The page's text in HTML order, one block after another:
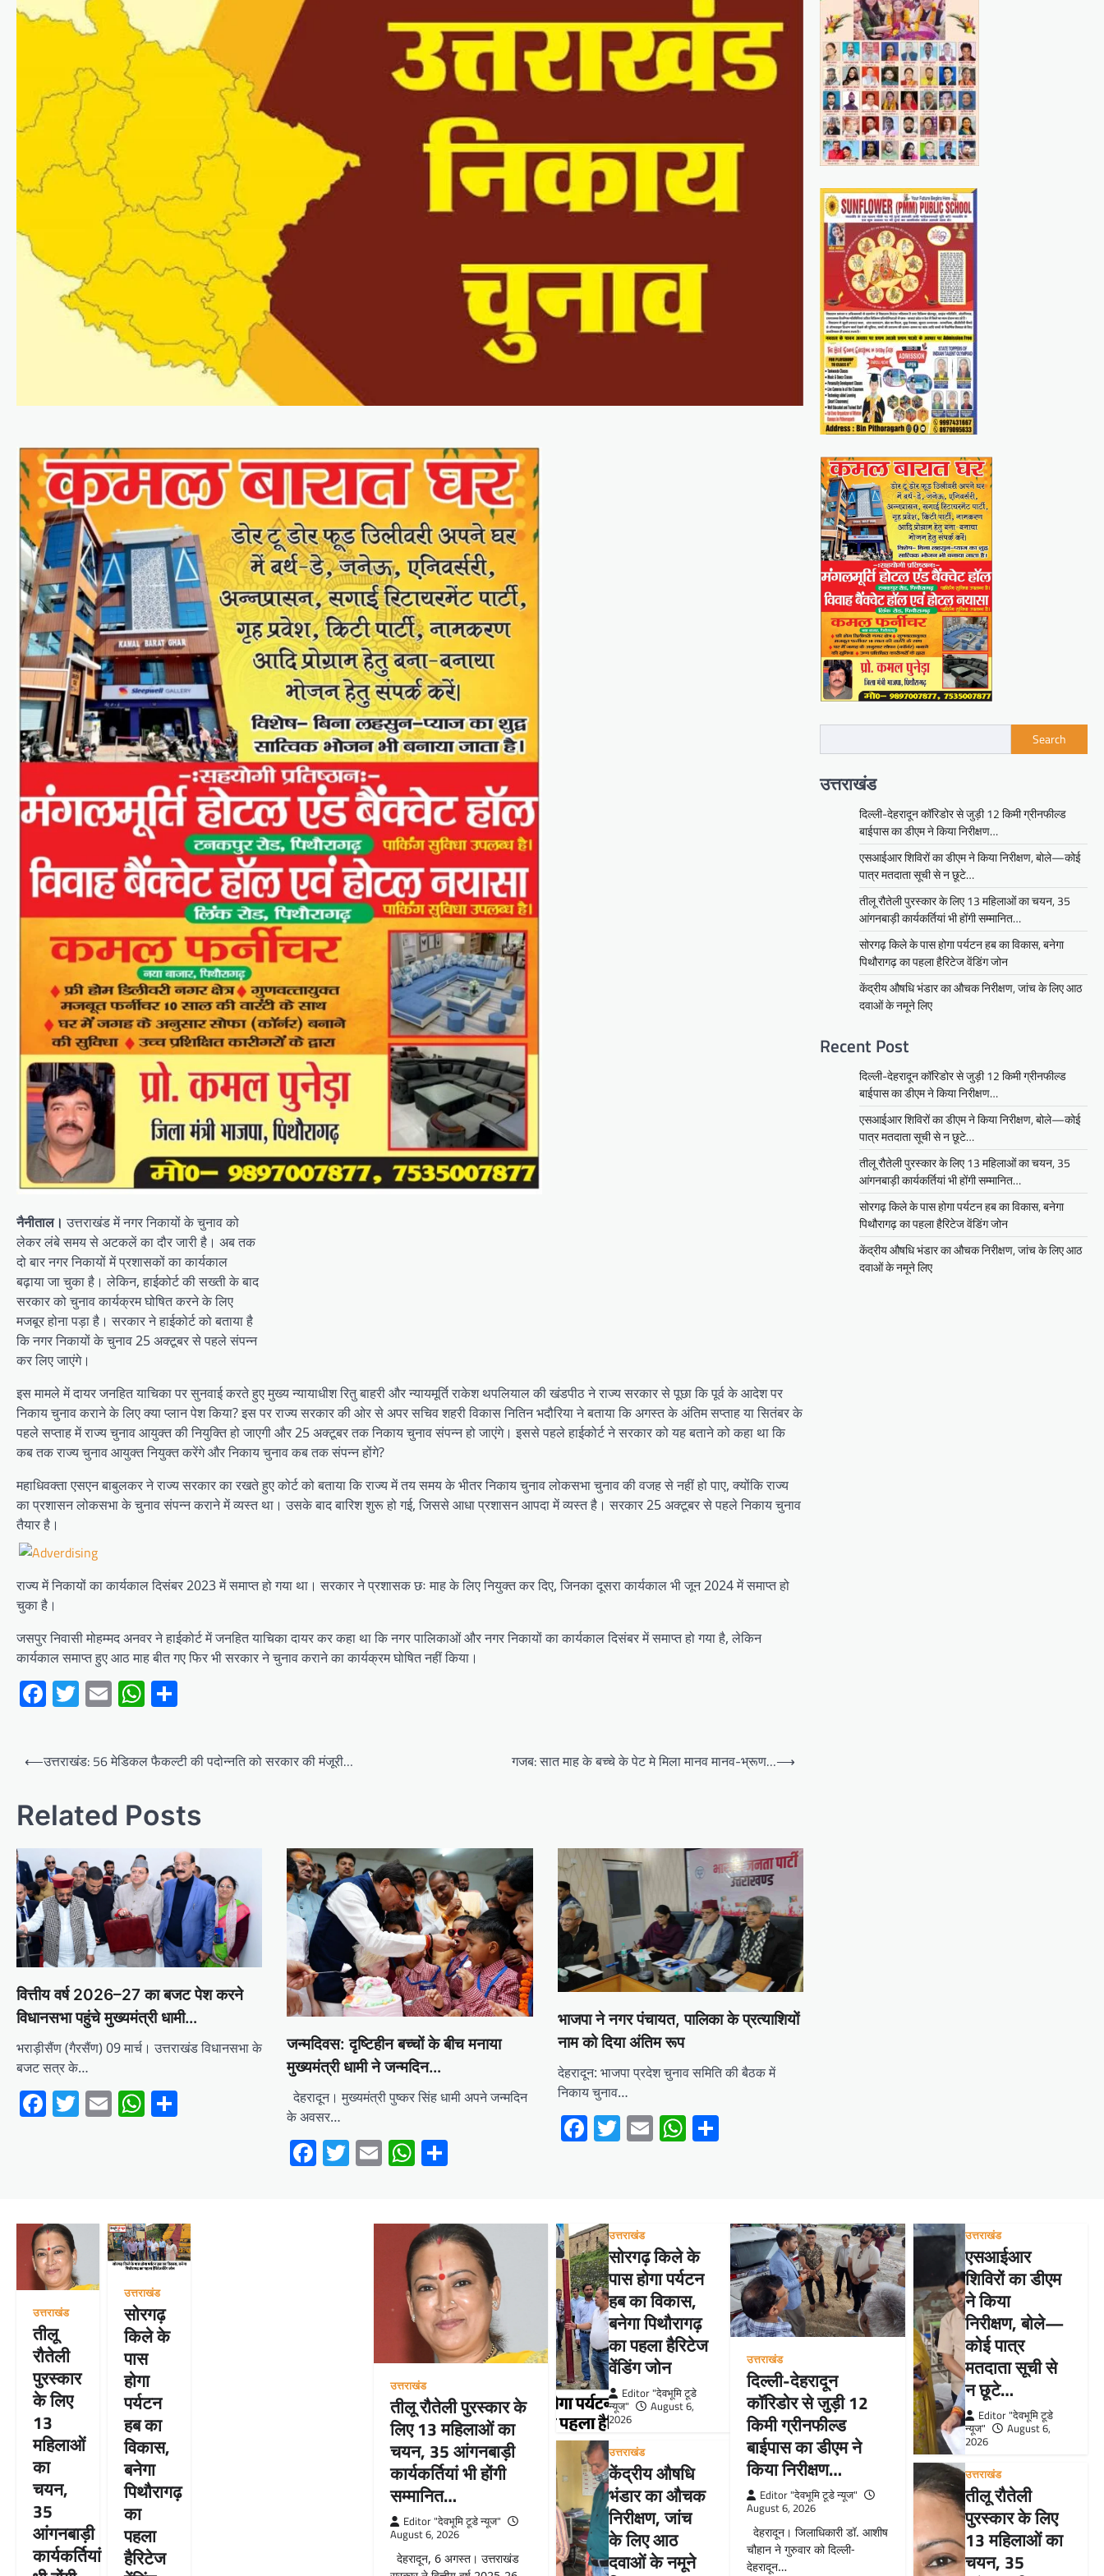
नैनीताल। उत्तराखंड में नगर निकायों के चुनाव को
लेकर लंबे समय से अटकलें का दौर जारी है। अब तक
दो बार नगर निकायों में प्रशासकों का कार्यकाल
बढ़ाया जा चुका है। लेकिन, हाईकोर्ट की सख्ती के बाद
सरकार को चुनाव कार्यक्रम घोषित करने के लिए
मजबूर होना पड़ा है। सरकार ने हाईकोर्ट को बताया है
कि नगर निकायों के चुनाव 25 अक्टूबर से पहले संपन्न
कर लिए जाएंगे।
इस मामले में दायर जनहित याचिका पर सुनवाई करते हुए मुख्य न्यायाधीश रितु बाहरी और न्यायमूर्ति राकेश थपलियाल की खंडपीठ ने राज्य सरकार से पूछा कि पूर्व के आदेश पर
निकाय चुनाव कराने के लिए क्या प्लान पेश किया? इस पर राज्य सरकार की ओर से अपर सचिव शहरी विकास नितिन भदौरिया ने बताया कि अगस्त के अंतिम सप्ताह या सितंबर के
पहले सप्ताह में राज्य चुनाव आयुक्त की नियुक्ति हो जाएगी और 25 अक्टूबर तक निकाय चुनाव संपन्न हो जाएंगे। इससे पहले हाईकोर्ट ने सरकार को यह बताने को कहा था कि
कब तक राज्य चुनाव आयुक्त नियुक्त करेंगे और निकाय चुनाव कब तक संपन्न होंगे?
महाधिवक्ता एसएन बाबुलकर ने राज्य सरकार का रखते हुए कोर्ट को बताया कि राज्य में तय समय के भीतर निकाय चुनाव लोकसभा चुनाव की वजह से नहीं हो पाए, क्योंकि राज्य
का प्रशासन लोकसभा के चुनाव संपन्न कराने में व्यस्त था। उसके बाद बारिश शुरू हो गई, जिससे आधा प्रशासन आपदा में व्यस्त है। सरकार 25 अक्टूबर से पहले निकाय चुनाव
तैयार है।
राज्य में निकायों का कार्यकाल दिसंबर 2023 में समाप्त हो गया था। सरकार ने प्रशासक छः माह के लिए नियुक्त कर दिए, जिनका दूसरा कार्यकाल भी जून 2024 में समाप्त हो
चुका है।
जसपुर निवासी मोहम्मद अनवर ने हाईकोर्ट में जनहित याचिका दायर कर कहा था कि नगर पालिकाओं और नगर निकायों का कार्यकाल दिसंबर में समाप्त हो गया है, लेकिन
कार्यकाल समाप्त हुए आठ माह बीत गए फिर भी सरकार ने चुनाव कराने का कार्यक्रम घोषित नहीं किया।
Facebook
Twitter
EmailWhatsApp
Post
⟵उत्तराखंड: 56 मेडिकल फैकल्टी की पदोन्नति को सरकार की मंजूरी… गजब: सात माह के बच्चे के पेट मे मिला मानव मानव-भ्रूण…⟶
Related Posts
वित्तीय वर्ष 2026–27 का बजट पेश करने
विधानसभा पहुंचे मुख्यमंत्री धामी…
भराड़ीसैंण (गैरसैंण) 09 मार्च। उत्तराखंड विधानसभा के
बजट सत्र के…
Facebook
Twitter
EmailWhatsApp
जन्मदिवस: दृष्टिहीन बच्चों के बीच मनाया
मुख्यमंत्री धामी ने जन्मदिन…
देहरादून। मुख्यमंत्री पुष्कर सिंह धामी अपने जन्मदिन
के अवसर…
Facebook
Twitter
EmailWhatsApp
भाजपा ने नगर पंचायत, पालिका के प्रत्याशियों
नाम को दिया अंतिम रूप
देहरादून: भाजपा प्रदेश चुनाव समिति की बैठक में
निकाय चुनाव…
Facebook
Twitter
EmailWhatsApp
Share
Search
उत्तराखंड
दिल्ली-देहरादून कॉरिडोर से जुड़ी 12 किमी ग्रीनफील्ड
बाईपास का डीएम ने किया निरीक्षण…
एसआईआर शिविरों का डीएम ने किया निरीक्षण, बोले—कोई
पात्र मतदाता सूची से न छूटे…
तीलू रौतेली पुरस्कार के लिए 13 महिलाओं का चयन, 35
आंगनबाड़ी कार्यकर्तियां भी होंगी सम्मानित…
सोरगढ़ किले के पास होगा पर्यटन हब का विकास, बनेगा
पिथौरागढ़ का पहला हैरिटेज वेंडिंग जोन
केंद्रीय औषधि भंडार का औचक निरीक्षण, जांच के लिए आठ
दवाओं के नमूने लिए
Recent Post
दिल्ली-देहरादून कॉरिडोर से जुड़ी 12 किमी ग्रीनफील्ड
बाईपास का डीएम ने किया निरीक्षण…
एसआईआर शिविरों का डीएम ने किया निरीक्षण, बोले—कोई
पात्र मतदाता सूची से न छूटे…
तीलू रौतेली पुरस्कार के लिए 13 महिलाओं का चयन, 35
आंगनबाड़ी कार्यकर्तियां भी होंगी सम्मानित…
सोरगढ़ किले के पास होगा पर्यटन हब का विकास, बनेगा
पिथौरागढ़ का पहला हैरिटेज वेंडिंग जोन
केंद्रीय औषधि भंडार का औचक निरीक्षण, जांच के लिए आठ
दवाओं के नमूने लिए
उत्तराखंड
तीलू
रौतेली
पुरस्कार
के लिए
13
महिलाओं
का
चयन,
35
आंगनबाड़ी
कार्यकर्तियां
उत्तराखंड
सोरगढ़
किले के
पास
होगा
पर्यटन
हब का
विकास,
बनेगा
पिथौरागढ़
का
पहला
हैरिटेज
उत्तराखंड
तीलू रौतेली पुरस्कार के
लिए 13 महिलाओं का
चयन, 35 आंगनबाड़ी
कार्यकर्तियां भी होंगी
सम्मानित…
Editor "देवभूमि टूडे न्यूज"
August 6, 2026
देहरादून, 6 अगस्त। उत्तराखंड
उत्तराखंड
सोरगढ़ किले के
पास होगा पर्यटन
हब का विकास,
बनेगा पिथौरागढ़
का पहला हैरिटेज
वेंडिंग जोन
Editor "देवभूमि टूडे
न्यूज"
August 6,
2026
उत्तराखंड
केंद्रीय औषधि
भंडार का औचक
निरीक्षण, जांच
के लिए आठ
दवाओं के नमूने
उत्तराखंड
दिल्ली-देहरादून
कॉरिडोर से जुड़ी 12
किमी ग्रीनफील्ड
बाईपास का डीएम ने
किया निरीक्षण…
Editor "देवभूमि टूडे न्यूज"
August 6, 2026
देहरादून। जिलाधिकारी डॉ. आशीष
चौहान ने गुरुवार को दिल्ली-
देहरादून…
उत्तराखंड
एसआईआर
शिविरों का डीएम
ने किया
निरीक्षण, बोले—
कोई पात्र
मतदाता सूची से
न छूटे…
Editor "देवभूमि टूडे
न्यूज"
August 6,
2026
उत्तराखंड
तीलू रौतेली
पुरस्कार के लिए
13 महिलाओं का
चयन, 35